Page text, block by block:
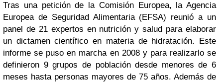
Tras una petición de la Comisión Europea, la Agencia
Europea de Seguridad Alimentaria (EFSA) reunió a un
panel de 21 expertos en nutrición y salud para elaborar
un dictamen científico en materia de hidratación. Este
informe se puso en marcha en 2008 y para realizarlo se
definieron 9 grupos de población desde menores de 6
meses hasta personas mayores de 75 años. Además de